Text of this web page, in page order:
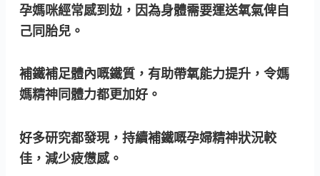
孕媽咪經常感到攰，因為身體需要運送氧氣俾自
己同胎兒。
補鐵補足體內嘅鐵質，有助帶氧能力提升，令媽
媽精神同體力都更加好。
好多研究都發現，持續補鐵嘅孕婦精神狀況較
佳，減少疲憊感。